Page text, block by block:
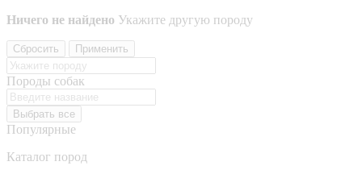
Ничего не найдено Укажите другую породу
Сбросить Применить
Породы собак
Выбрать все
Популярные
Каталог пород